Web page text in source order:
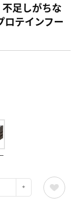
足しがちな
ロテインフー